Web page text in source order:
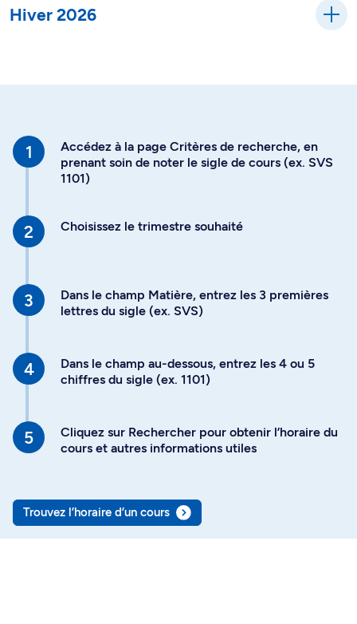
Hiver 2026
Accédez à la page Critères de recherche, en
prenant soin de noter le sigle de cours (ex. SVS
1101)
Choisissez le trimestre souhaité
Dans le champ Matière, entrez les 3 premières
lettres du sigle (ex. SVS)
Dans le champ au-dessous, entrez les 4 ou 5
chiffres du sigle (ex. 1101)
Cliquez sur Rechercher pour obtenir l’horaire du
cours et autres informations utiles
Trouvez l’horaire d’un cours